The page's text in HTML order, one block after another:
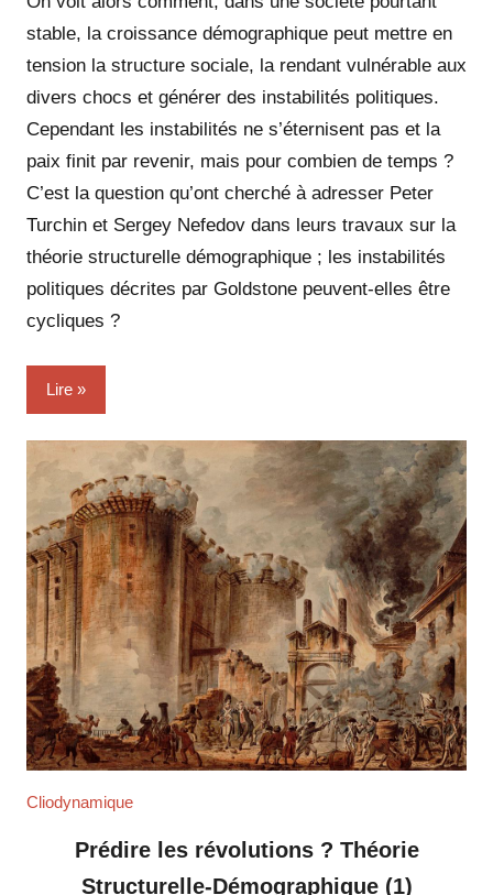
stable, la croissance démographique peut mettre en
tension la structure sociale, la rendant vulnérable aux
divers chocs et générer des instabilités politiques.
Cependant les instabilités ne s’éternisent pas et la
paix finit par revenir, mais pour combien de temps ?
C’est la question qu’ont cherché à adresser Peter
Turchin et Sergey Nefedov dans leurs travaux sur la
théorie structurelle démographique ; les instabilités
politiques décrites par Goldstone peuvent-elles être
cycliques ?
Lire
Cliodynamique
Prédire les révolutions ? Théorie
Structurelle-Démographique (1)